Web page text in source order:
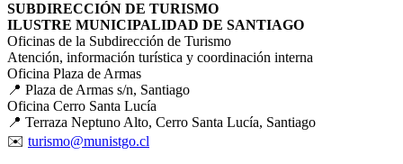
SUBDIRECCIÓN DE TURISMO
ILUSTRE MUNICIPALIDAD DE SANTIAGO
Oficinas de la Subdirección de Turismo
Atención, información turística y coordinación interna
Oficina Plaza de Armas
📍 Plaza de Armas s/n, Santiago
Oficina Cerro Santa Lucía
📍 Terraza Neptuno Alto, Cerro Santa Lucía, Santiago
✉️ turismo@munistgo.cl